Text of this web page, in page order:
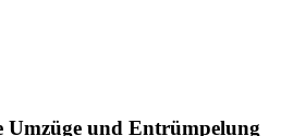
und Entrümpelung